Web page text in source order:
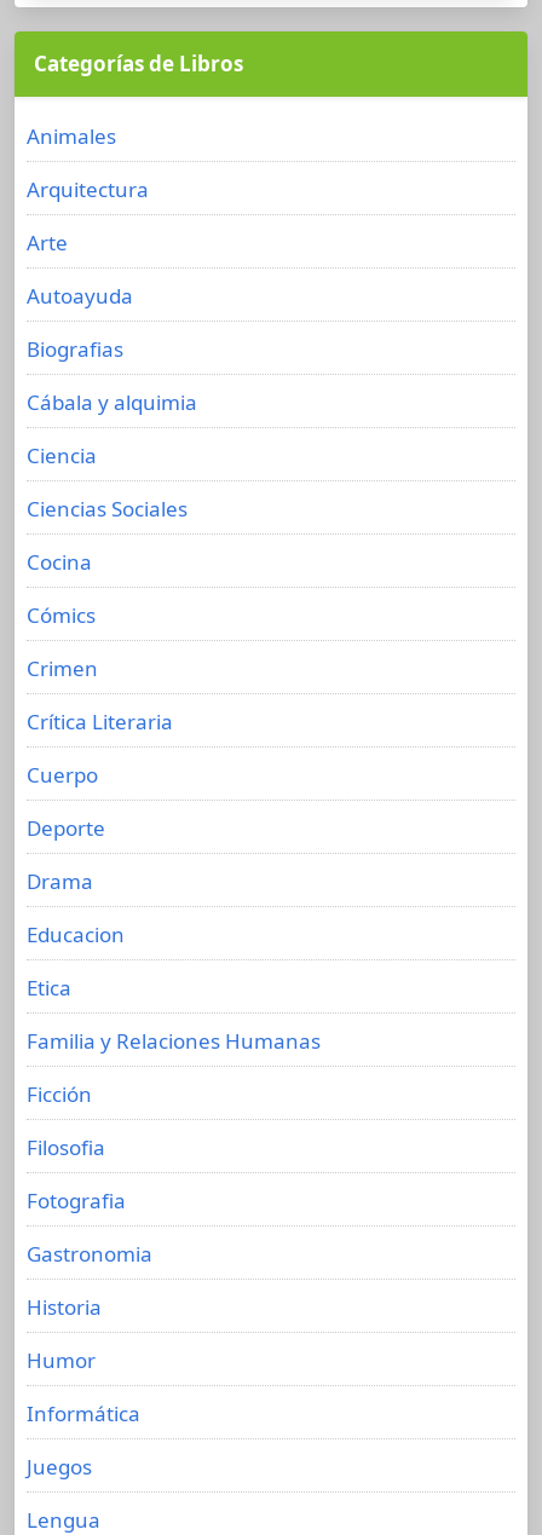
Categorías de Libros
Animales
Arquitectura
Arte
Autoayuda
Biografias
Cábala y alquimia
Ciencia
Ciencias Sociales
Cocina
Cómics
Crimen
Crítica Literaria
Cuerpo
Deporte
Drama
Educacion
Etica
Familia y Relaciones Humanas
Ficción
Filosofia
Fotografia
Gastronomia
Historia
Humor
Informática
Juegos
Lengua